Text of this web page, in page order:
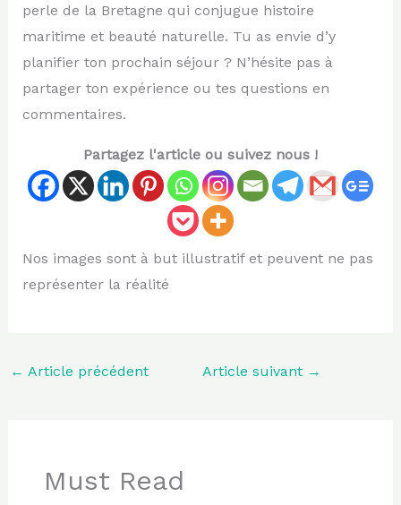
perle de la Bretagne qui conjugue histoire
maritime et beauté naturelle. Tu as envie d’y
planifier ton prochain séjour ? N’hésite pas à
partager ton expérience ou tes questions en
commentaires.
Partagez l'article ou suivez nous !
Nos images sont à but illustratif et peuvent ne pas
représenter la réalité
← Article précédent Article suivant →
Must Read